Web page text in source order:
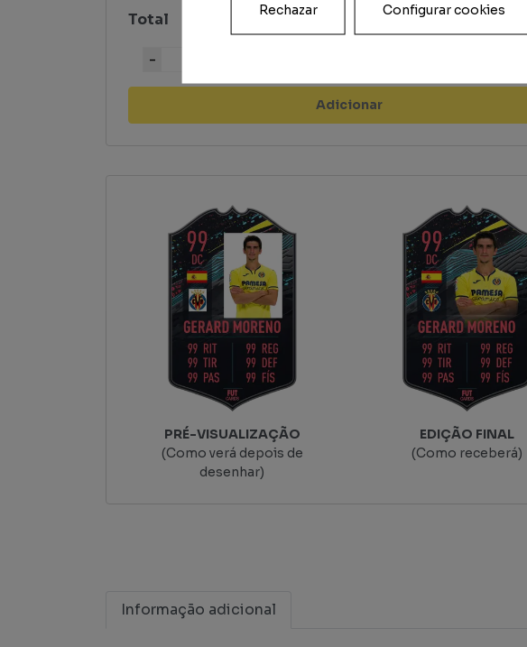
Total
Quantidade
Adicionar
PRÉ-VISUALIZAÇÃO
(Como verá depois de
desenhar)
EDIÇÃO FINAL
(Como receberá)
Informação adicional
Rechazar Configurar cookies